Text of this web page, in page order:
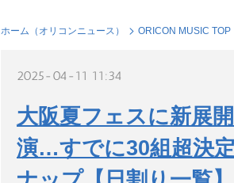
ホーム（オリコンニュース） ORICON MUSIC TOP
2025-04-11 11:34
大阪夏フェスに新展
演…すでに30組超決